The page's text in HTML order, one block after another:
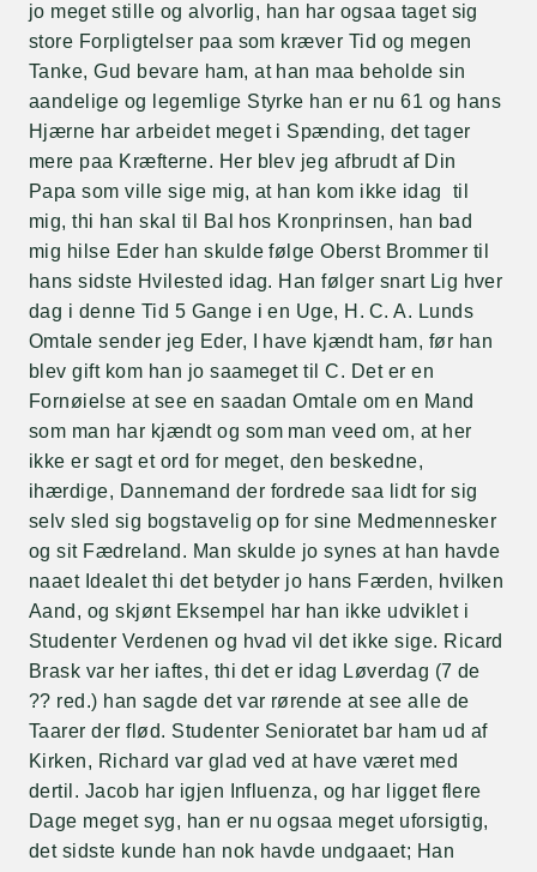
jo meget stille og alvorlig, han har ogsaa taget sig
store Forpligtelser paa som kræver Tid og megen
Tanke, Gud bevare ham, at han maa beholde sin
aandelige og legemlige Styrke han er nu 61 og hans
Hjærne har arbeidet meget i Spænding, det tager
mere paa Kræfterne. Her blev jeg afbrudt af Din
Papa som ville sige mig, at han kom ikke idag til
mig, thi han skal til Bal hos Kronprinsen, han bad
mig hilse Eder han skulde følge Oberst Brommer til
hans sidste Hvilested idag. Han følger snart Lig hver
dag i denne Tid 5 Gange i en Uge, H. C. A. Lunds
Omtale sender jeg Eder, I have kjændt ham, før han
blev gift kom han jo saameget til C. Det er en
Fornøielse at see en saadan Omtale om en Mand
som man har kjændt og som man veed om, at her
ikke er sagt et ord for meget, den beskedne,
ihærdige, Dannemand der fordrede saa lidt for sig
selv sled sig bogstavelig op for sine Medmennesker
og sit Fædreland. Man skulde jo synes at han havde
naaet Idealet thi det betyder jo hans Færden, hvilken
Aand, og skjønt Eksempel har han ikke udviklet i
Studenter Verdenen og hvad vil det ikke sige. Ricard
Brask var her iaftes, thi det er idag Løverdag (7 de
?? red.) han sagde det var rørende at see alle de
Taarer der flød. Studenter Senioratet bar ham ud af
Kirken, Richard var glad ved at have været med
dertil. Jacob har igjen Influenza, og har ligget flere
Dage meget syg, han er nu ogsaa meget uforsigtig,
det sidste kunde han nok havde undgaaet; Han